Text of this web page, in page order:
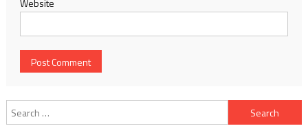
Website
Search
for: